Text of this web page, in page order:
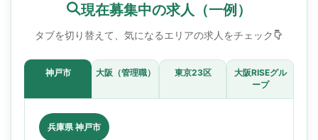
現在募集中の求人（一例）
タブを切り替えて、気になるエリアの求人をチェック
神戸市 大阪（管理職） 東京23区
大阪RISEグル
ープ
兵庫県 神戸市